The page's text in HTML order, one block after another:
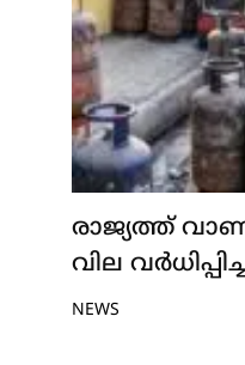
രാജ്യത്ത്
വില
NEWS